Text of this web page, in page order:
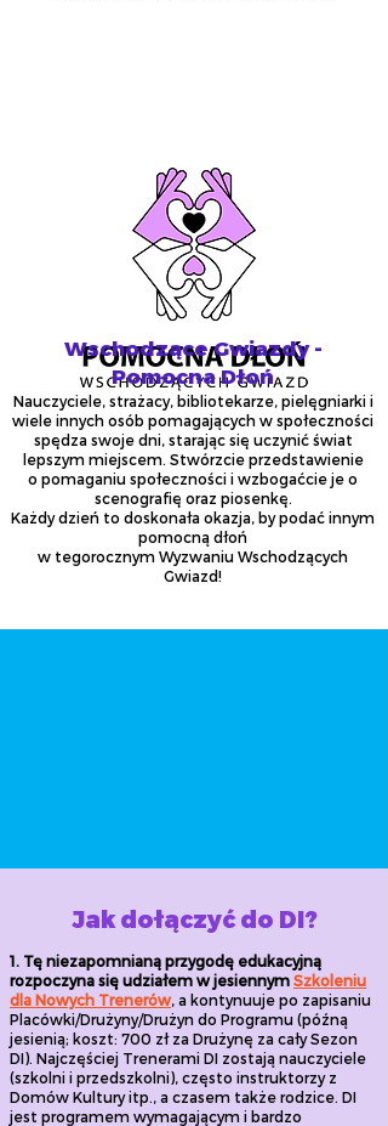
Wschodzące Gwiazdy -
Pomocna Dłoń
Nauczyciele, strażacy, bibliotekarze, pielęgniarki i
wiele innych osób pomagających w społeczności
spędza swoje dni, starając się uczynić świat
lepszym miejscem. Stwórzcie przedstawienie
o pomaganiu społeczności i wzbogaćcie je o
scenografię oraz piosenkę.
Każdy dzień to doskonała okazja, by podać innym
pomocną dłoń
w tegorocznym Wyzwaniu Wschodzących
Gwiazd!
Jak dołączyć do DI?
1. Tę niezapomnianą przygodę edukacyjną
rozpoczyna się udziałem w jesiennym Szkoleniu
dla Nowych Trenerów, a kontynuuje po zapisaniu
Placówki/Drużyny/Drużyn do Programu (późną
jesienią; koszt: 700 zł za Drużynę za cały Sezon
DI). Najczęściej Trenerami DI zostają nauczyciele
(szkolni i przedszkolni), często instruktorzy z
Domów Kultury itp., a czasem także rodzice. DI
jest programem wymagającym i bardzo